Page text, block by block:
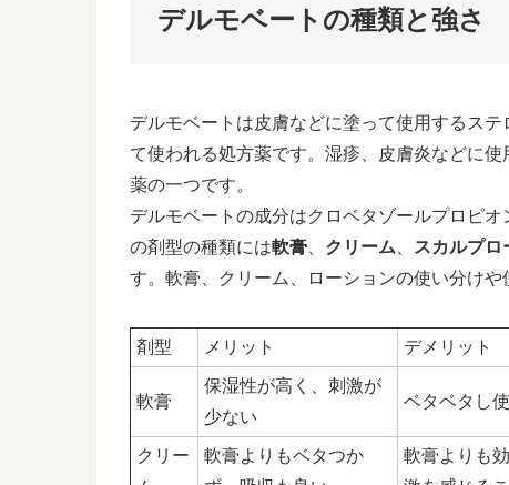
デルモベートの種類と強さ
デルモベートは皮膚などに塗って使用するス
て使われる処方薬です。湿疹、皮膚炎などに
薬の一つです。
デルモベートの成分はクロベタゾールプロピ
の剤型の種類には軟膏 クリーム スカルプロ
す。軟膏、クリーム、ローションの使い分けや
剤型 メリット デメリット
軟膏
保湿性が高く、刺激が
少ない
ベタベタし
クリー
軟膏よりもベタつか
軟膏よりも